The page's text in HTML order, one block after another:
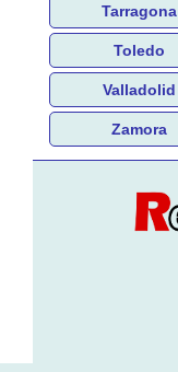
Tarragona
Toledo
Valladolid
Zamora